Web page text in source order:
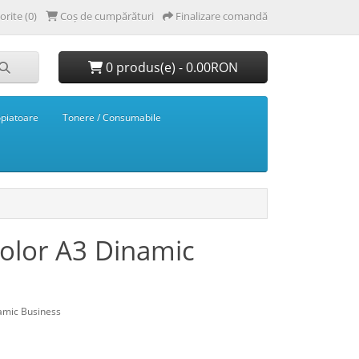
(0) Coș de cumpărături Finalizare comandă
0 produs(e) - 0.00RON
Tonere / Consumabile
A3 Dinamic
Business